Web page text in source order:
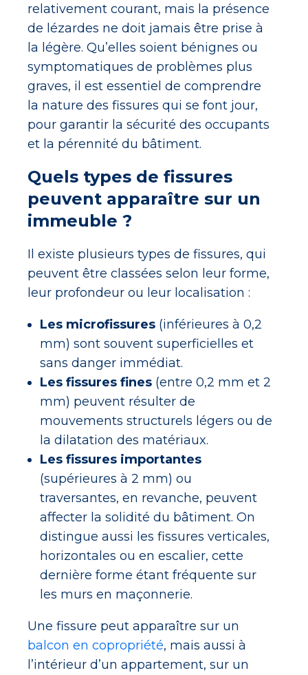
relativement courant, mais la présence
de lézardes ne doit jamais être prise à
la légère. Qu’elles soient bénignes ou
symptomatiques de problèmes plus
graves, il est essentiel de comprendre
la nature des fissures qui se font jour,
pour garantir la sécurité des occupants
et la pérennité du bâtiment.
Quels types de fissures
peuvent apparaître sur un
immeuble ?
Il existe plusieurs types de fissures, qui
peuvent être classées selon leur forme,
leur profondeur ou leur localisation :
Les microfissures (inférieures à 0,2
mm) sont souvent superficielles et
sans danger immédiat.
Les fissures fines (entre 0,2 mm et 2
mm) peuvent résulter de
mouvements structurels légers ou de
la dilatation des matériaux.
Les fissures importantes
(supérieures à 2 mm) ou
traversantes, en revanche, peuvent
affecter la solidité du bâtiment. On
distingue aussi les fissures verticales,
horizontales ou en escalier, cette
dernière forme étant fréquente sur
les murs en maçonnerie.
Une fissure peut apparaître sur un
balcon en copropriété, mais aussi à
l’intérieur d’un appartement, sur un